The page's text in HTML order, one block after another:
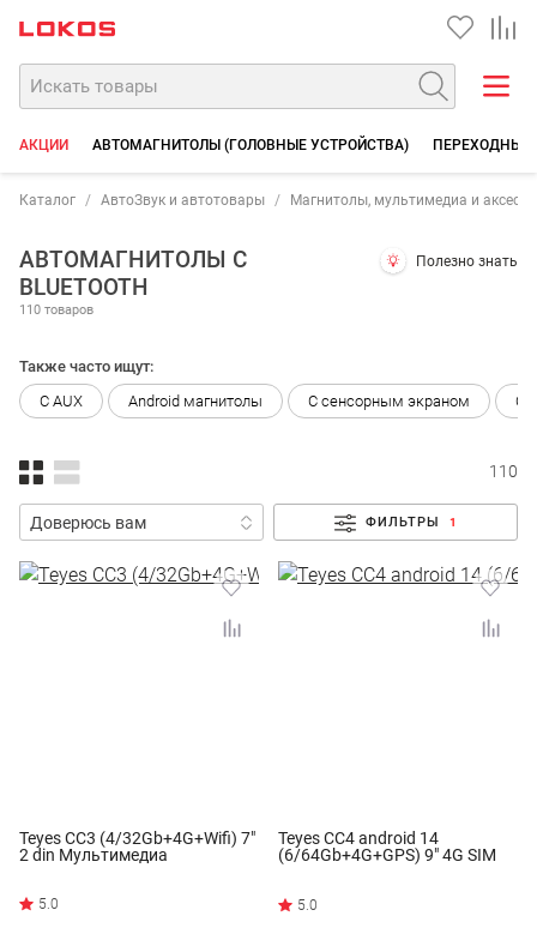
АКЦИИ АВТОМАГНИТОЛЫ (ГОЛОВНЫЕ УСТРОЙСТВА) ПЕРЕХОДНЫЕ
Каталог АвтоЗвук и автотовары Магнитолы, мультимедиа и
АВТОМАГНИТОЛЫ С
BLUETOOTH
110 товаров
Полезно знать
Также часто ищут:
С AUX
Android магнитолы С сенсорным экраном С
110
ФИЛЬТРЫ 1
Teyes CC3 (4/32Gb+4G+Wifi) 7"
2 din Мультимедиа
Teyes CC4 android 14
(6/64Gb+4G+GPS) 9" 4G SIM